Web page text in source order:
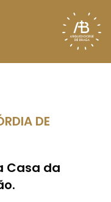
DE
Casa da